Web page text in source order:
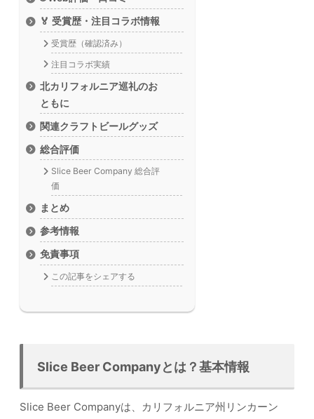
🏅 受賞歴・注目コラボ情報
受賞歴（確認済み）
注目コラボ実績
北カリフォルニア巡礼のお
ともに
関連クラフトビールグッズ
総合評価
Slice Beer Company 総合評
価
まとめ
参考情報
免責事項
この記事をシェアする
Slice Beer Companyとは？基本情報
Slice Beer Companyは、カリフォルニア州リンカーン